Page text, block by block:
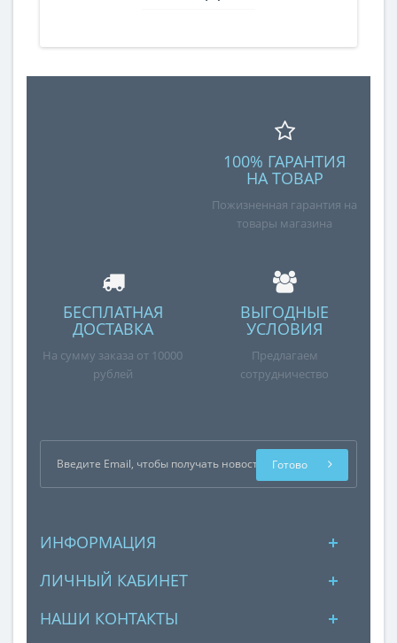
100% ГАРАНТИЯ
НА ТОВАР
Пожизненная гарантия на
товары магазина
БЕСПЛАТНАЯ
ДОСТАВКА
На сумму заказа от 10000
рублей
ВЫГОДНЫЕ
УСЛОВИЯ
Предлагаем
сотрудничество
Готово
ИНФОРМАЦИЯ
ЛИЧНЫЙ КАБИНЕТ
НАШИ КОНТАКТЫ